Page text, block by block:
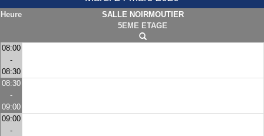
Heure
SALLE NOIRMOUTIER
5EME ETAGE
08:00
-
08:30
08:30
-
09:00
09:00
-